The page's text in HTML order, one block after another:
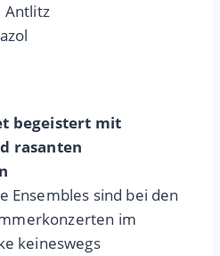
Antlitz
begeistert mit
rasanten
Ensembles sind bei den
im
keineswegs